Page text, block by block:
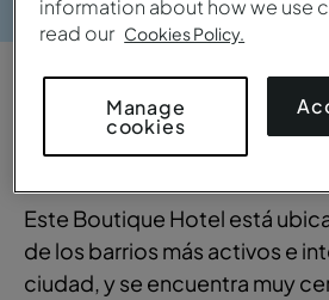
VISTA GENERAL
Céntrico y con
Este Boutique Hotel está
de los barrios más activos e
ciudad, y se encuentra muy
information about how we use
read our Cookies Policy.
Manage
cookies